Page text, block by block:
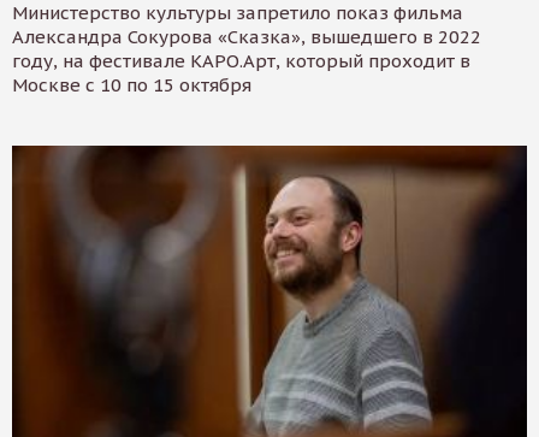
Министерство культуры запретило показ фильма
Александра Сокурова «Сказка», вышедшего в 2022
году, на фестивале КАРО.Арт, который проходит в
Москве с 10 по 15 октября